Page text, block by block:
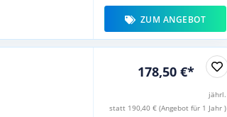
ZUM ANGEBOT
178,50 €*
jährl.
statt 190,40 € (Angebot für 1 Jahr )